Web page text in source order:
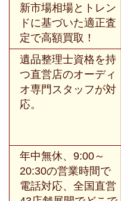
新市場相場とトレン
ドに基づいた適正査
定で高額買取！
遺品整理士資格を持
つ直営店のオーディ
オ専門スタッフが対
応。
年中無休、9:00～
20:30の営業時間で
電話対応、全国直営